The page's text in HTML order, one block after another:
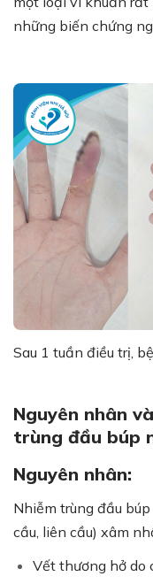
những biến chứng
Sau 1 tuần điều trị,
Nguyên nhân
trùng đầu búp
Nguyên nhân:
Nhiễm trùng đầu
cầu, liên cầu) xâm
Vết thương hở do